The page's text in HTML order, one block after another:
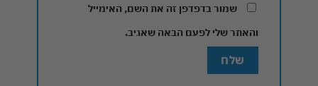
שמור בדפדפן זה את השם, האימייל
והאתר שלי לפעם הבאה שאגיב.